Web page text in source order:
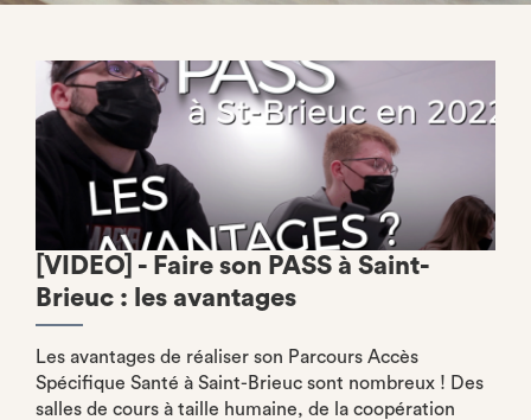
[VIDEO] - Faire son PASS à Saint-
Brieuc : les avantages
Les avantages de réaliser son Parcours Accès
Spécifique Santé à Saint-Brieuc sont nombreux ! Des
salles de cours à taille humaine, de la coopération